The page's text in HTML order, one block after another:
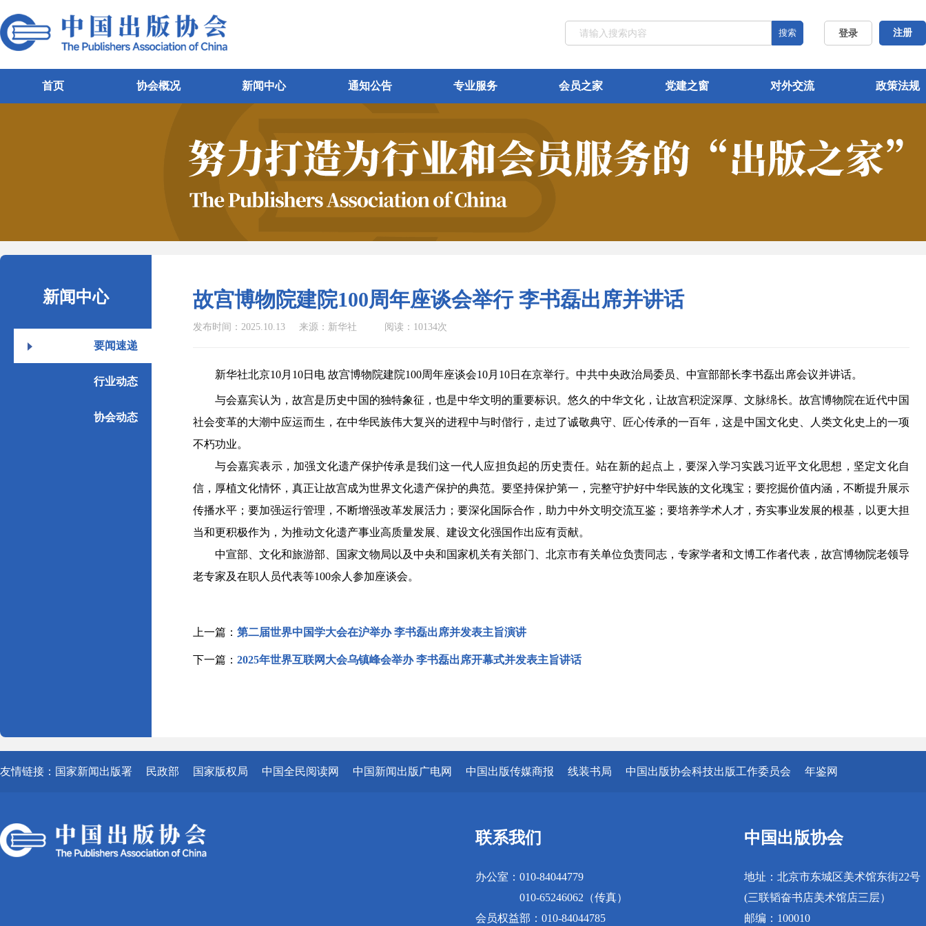
登录 注册
搜索
首页 协会概况 新闻中心 通知公告 专业服务 会员之家 党建之窗 对外交流 政策法规
新闻中心
要闻速递
行业动态
协会动态
故宫博物院建院100周年座谈会举行 李书磊出席并讲话
发布时间：2025.10.13 来源：新华社 阅读：10134次
新华社北京10月10日电 故宫博物院建院100周年座谈会10月10日在京举行。中共中央政治局委员、中宣部部长李书磊出席会议并讲话。
与会嘉宾认为，故宫是历史中国的独特象征，也是中华文明的重要标识。悠久的中华文化，让故宫积淀深厚、文脉绵长。故宫博物院在近代中国
社会变革的大潮中应运而生，在中华民族伟大复兴的进程中与时偕行，走过了诚敬典守、匠心传承的一百年，这是中国文化史、人类文化史上的一项
不朽功业。
与会嘉宾表示，加强文化遗产保护传承是我们这一代人应担负起的历史责任。站在新的起点上，要深入学习实践习近平文化思想，坚定文化自
信，厚植文化情怀，真正让故宫成为世界文化遗产保护的典范。要坚持保护第一，完整守护好中华民族的文化瑰宝；要挖掘价值内涵，不断提升展示
传播水平；要加强运行管理，不断增强改革发展活力；要深化国际合作，助力中外文明交流互鉴；要培养学术人才，夯实事业发展的根基，以更大担
当和更积极作为，为推动文化遗产事业高质量发展、建设文化强国作出应有贡献。
中宣部、文化和旅游部、国家文物局以及中央和国家机关有关部门、北京市有关单位负责同志，专家学者和文博工作者代表，故宫博物院老领导
老专家及在职人员代表等100余人参加座谈会。
上一篇： 第二届世界中国学大会在沪举办 李书磊出席并发表主旨演讲
下一篇： 2025年世界互联网大会乌镇峰会举办 李书磊出席开幕式并发表主旨讲话
友情链接： 国家新闻出版署 民政部 国家版权局 中国全民阅读网 中国新闻出版广电网 中国出版传媒商报 线装书局 中国出版协会科技出版工作委员会 年鉴网
联系我们
办公室：010-84044779
010-65246062（传真）
会员权益部：010-84044785
中国出版协会
地址：北京市东城区美术馆东街22号
(三联韬奋书店美术馆店三层）
邮编：100010